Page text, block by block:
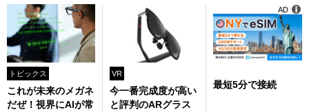
トピックス
これが未来のメガネ
だぜ！視界にAIが常
VR
今一番完成度が高い
と評判のARグラス
最短5分で接続
AD